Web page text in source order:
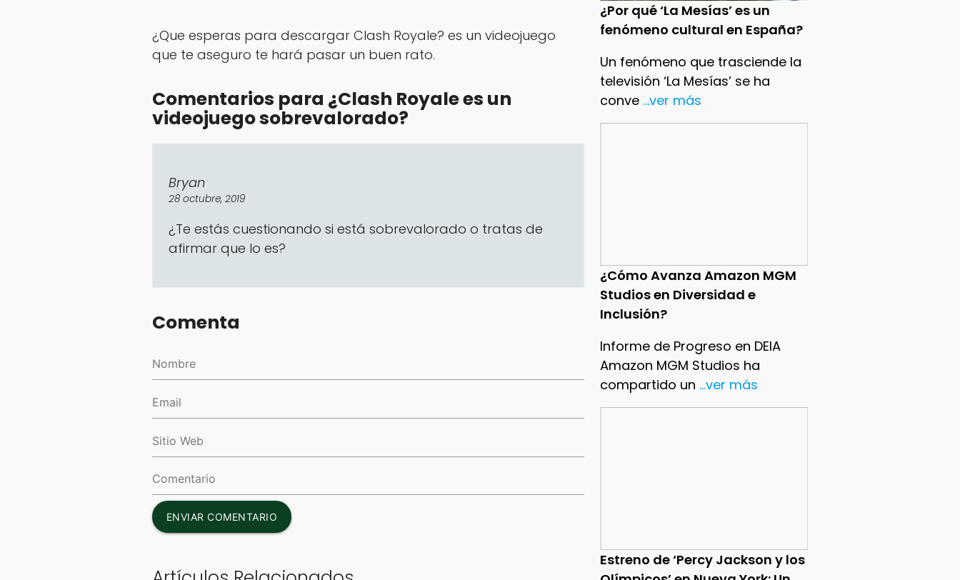
¿Por qué ‘La Mesías’ es un
fenómeno cultural en España?
Un fenómeno que trasciende la
televisión ‘La Mesías’ se ha
conve ...ver más
¿Cómo Avanza Amazon MGM
Studios en Diversidad e
Inclusión?
Informe de Progreso en DEIA
Amazon MGM Studios ha
compartido un ...ver más
Estreno de ‘Percy Jackson y los
¿Que esperas para descargar Clash Royale? es un videojuego
que te aseguro te hará pasar un buen rato.
Comentarios para ¿Clash Royale es un
videojuego sobrevalorado?
Bryan
28 octubre, 2019
¿Te estás cuestionando si está sobrevalorado o tratas de
afirmar que lo es?
Comenta
ENVIAR COMENTARIO